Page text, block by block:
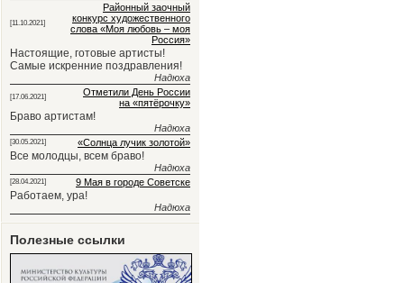
[11.10.2021]
Районный заочный
конкурс художественного
слова «Моя любовь – моя
Россия»
Настоящие, готовые артисты!
Самые искренние поздравления!
Надюха
[17.06.2021]
Отметили День России
на «пятёрочку»
Браво артистам!
Надюха
[30.05.2021] «Солнца лучик золотой»
Все молодцы, всем браво!
Надюха
[28.04.2021] 9 Мая в городе Советске
Работаем, ура!
Надюха
Полезные ссылки